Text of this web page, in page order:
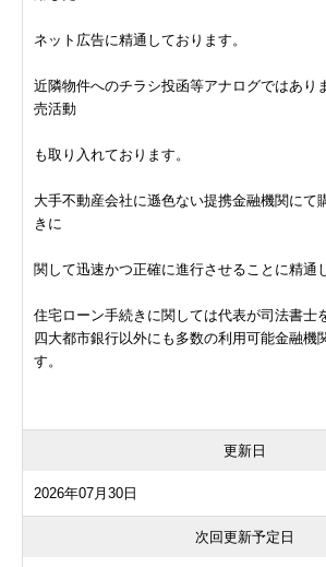
ネット広告に精通しております。
近隣物件へのチラシ投函等アナログではあり
売活動
も取り入れております。
大手不動産会社に遜色ない提携金融機関にて
きに
関して迅速かつ正確に進行させることに精通
住宅ローン手続きに関しては代表が司法書士
四大都市銀行以外にも多数の利用可能金融機
す。
更新日
2026年07月30日
次回更新予定日